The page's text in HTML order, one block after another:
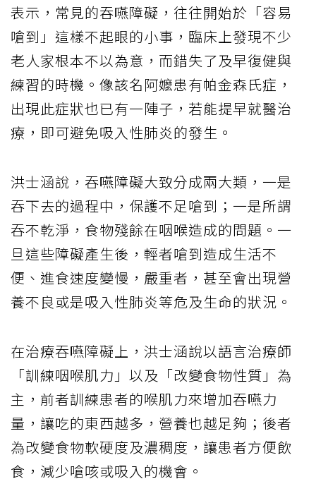
表示，常見的吞嚥障礙，往往開始於「容易
嗆到」這樣不起眼的小事，臨床上發現不少
老人家根本不以為意，而錯失了及早復健與
練習的時機。像該名阿嬤患有帕金森氏症，
出現此症狀也已有一陣子，若能提早就醫治
療，即可避免吸入性肺炎的發生。
洪士涵說，吞嚥障礙大致分成兩大類，一是
吞下去的過程中，保護不足嗆到；一是所謂
吞不乾淨，食物殘餘在咽喉造成的問題。一
旦這些障礙產生後，輕者嗆到造成生活不
便、進食速度變慢，嚴重者，甚至會出現營
養不良或是吸入性肺炎等危及生命的狀況。
在治療吞嚥障礙上，洪士涵說以語言治療師
「訓練咽喉肌力」以及「改變食物性質」為
主，前者訓練患者的喉肌力來增加吞嚥力
量，讓吃的東西越多，營養也越足夠；後者
為改變食物軟硬度及濃稠度，讓患者方便飲
食，減少嗆咳或吸入的機會。